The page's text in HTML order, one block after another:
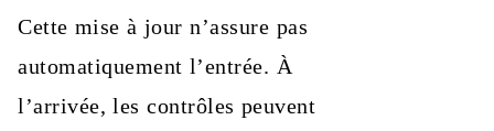
Cette mise à jour n’assure pas
automatiquement l’entrée. À
l’arrivée, les contrôles peuvent